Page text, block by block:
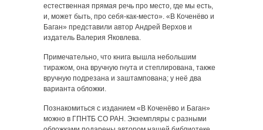
естественная прямая речь про место, где мы есть,
и, может быть, про себя-как-место». «В Коченёво и
Баган» представили автор Андрей Верхов и
издатель Валерия Яковлева.
Примечательно, что книга вышла небольшим
тиражом, она вручную гнута и степлирована, также
вручную подрезана и заштампована; у неё два
варианта обложки.
Познакомиться с изданием «В Коченёво и Баган»
можно в ГПНТБ СО РАН. Экземпляры с разными